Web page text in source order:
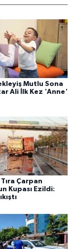
Mutlu Sona
Ali İlk Kez 'Anne'
Çarpan
Kupası Ezildi: